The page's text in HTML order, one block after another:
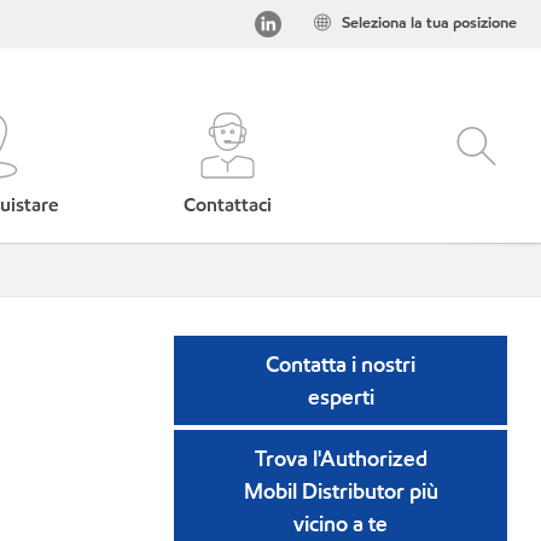
Seleziona la tua posizione
Contattaci
Contatta i nostri
esperti
Trova l'Authorized
Mobil Distributor più
vicino a te